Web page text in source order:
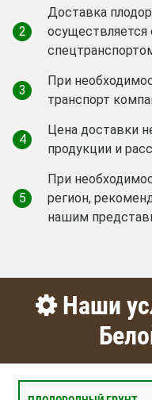
2
Доставка
3
При
транспорт
4
Цена доставки
продукции и
5
При
регион,
нашим
Наши